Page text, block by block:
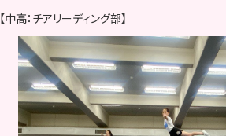
【中高：チアリーディング部】